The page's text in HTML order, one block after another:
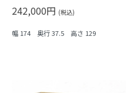
242,000円 (税込)
幅 174 奥行 37.5 高さ 129